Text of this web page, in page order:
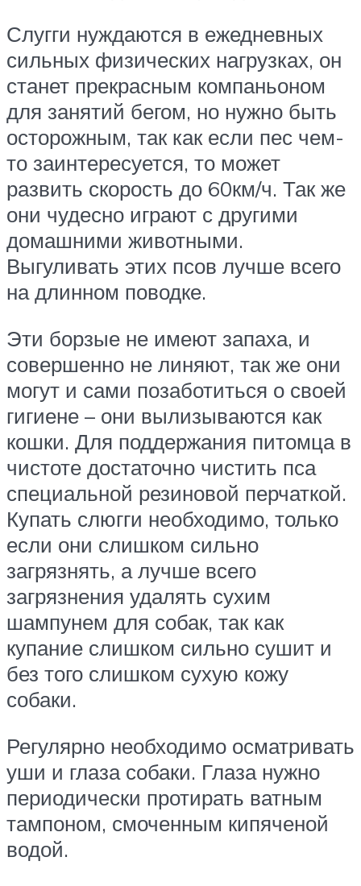
Слугги нуждаются в ежедневных
сильных физических нагрузках, он
станет прекрасным компаньоном
для занятий бегом, но нужно быть
осторожным, так как если пес чем-
то заинтересуется, то может
развить скорость до 60км/ч. Так же
они чудесно играют с другими
домашними животными.
Выгуливать этих псов лучше всего
на длинном поводке.
Эти борзые не имеют запаха, и
совершенно не линяют, так же они
могут и сами позаботиться о своей
гигиене – они вылизываются как
кошки. Для поддержания питомца в
чистоте достаточно чистить пса
специальной резиновой перчаткой.
Купать слюгги необходимо, только
если они слишком сильно
загрязнять, а лучше всего
загрязнения удалять сухим
шампунем для собак, так как
купание слишком сильно сушит и
без того слишком сухую кожу
собаки.
Регулярно необходимо осматривать
уши и глаза собаки. Глаза нужно
периодически протирать ватным
тампоном, смоченным кипяченой
водой.